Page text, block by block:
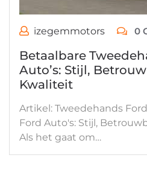
izegemmotors 0
Betaalbare
Auto’s: Stijl,
Kwaliteit
Artikel: Tweedehands
Ford Auto's: Stijl,
Als het gaat om…